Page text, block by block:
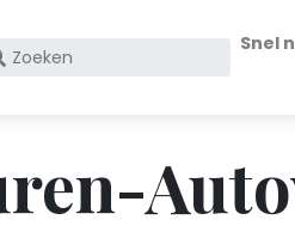
Zoek
KvK
nummer
Snel